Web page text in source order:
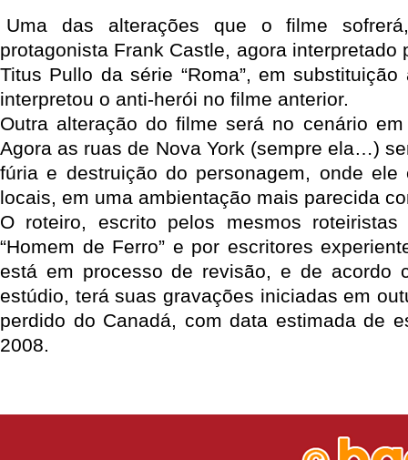
Uma das alterações que o filme
protagonista Frank Castle, agora interpretado
Titus Pullo da série “Roma”, em
interpretou o anti-herói no filme anterior.
Outra alteração do filme será no cenário
Agora as ruas de Nova York (sempre ela…)
fúria e destruição do personagem, onde ele
locais, em uma ambientação mais parecida
O roteiro, escrito pelos mesmos
“Homem de Ferro” e por escritores
está em processo de revisão, e de acordo
estúdio, terá suas gravações iniciadas em
perdido do Canadá, com data estimada de
2008.